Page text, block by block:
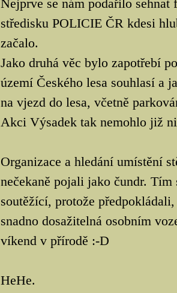
Nejprve se nám podařilo
středisku POLICIE ČR kdesi
začalo.
Jako druhá věc bylo zapotřebí
území Českého lesa souhlasí a
na vjezd do lesa, včetně
Akci Výsadek tak nemohlo již
Organizace a hledání umístění
nečekaně pojali jako čundr.
soutěžící, protože
snadno dosažitelná osobním
víkend v přírodě :-D
HeHe.